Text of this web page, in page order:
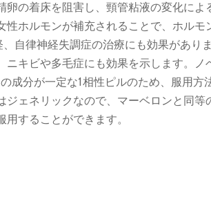
卵の着床を阻害し、頸管粘液の変化によ
性ホルモンが補充されることで、ホルモ
、自律神経失調症の治療にも効果があり
ニキビや多毛症にも効果を示します。ノ
成分が一定な1相性ピルのため、服用方
ジェネリックなので、マーベロンと同等
することができます。